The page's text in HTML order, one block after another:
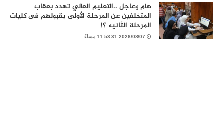
هام وعاجل ..التعليم العالي تهدد بعقاب
المتخلفين عن المرحلة الأولى بقبولهم فى كليات
المرحلة الثانيه ؟!
2026/08/07 11:53:31 مساءً